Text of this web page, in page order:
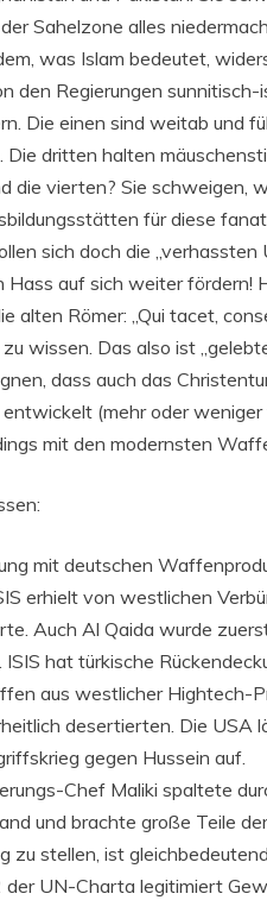
Sahelzone alles
was Islam bedeutet,
den Regierungen sunnitisch-
Die einen sind weitab und
dritten halten
die vierten? Sie schweigen,
für diese
sich doch die „verhassten
Hass auf sich weiter fördern!
alten Römer: „Qui tacet,
wissen. Das also ist
dass auch das
(mehr oder
mit den modernsten
mit deutschen
erhielt von westlichen
Auch Al Qaida wurde
hat türkische
aus westlicher Hightech-
desertierten. Die USA
gegen Hussein auf.
Chef Maliki spaltete
und brachte große Teile
zu stellen, ist
UN-Charta legitimiert